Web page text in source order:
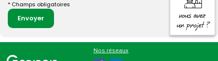
* Champs obligatoires
Envoyer